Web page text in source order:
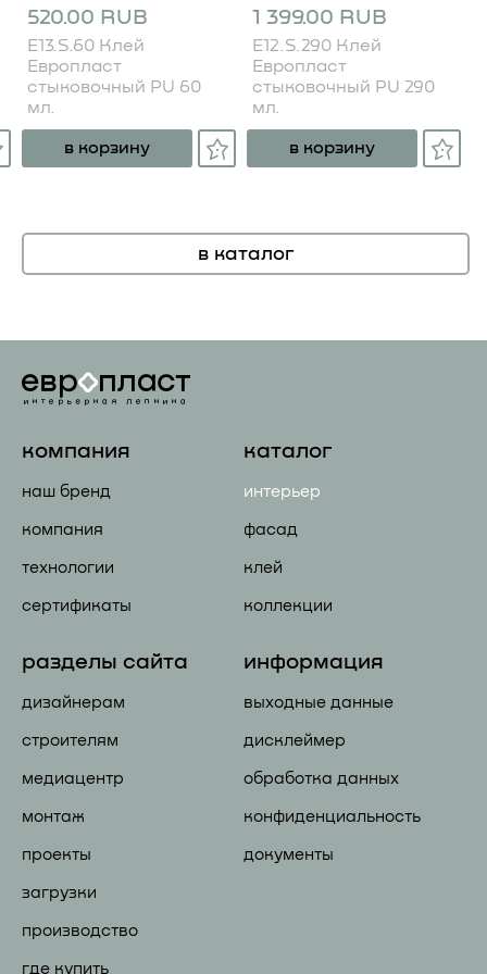
520.00 RUB
E13.S.60 Клей
Европласт
стыковочный PU 60
мл.
в корзину
1 399.00 RUB
E12.S.290 Клей
Европласт
стыковочный PU 290
мл.
в корзину
в каталог
компания
наш бренд
компания
технологии
сертификаты
каталог
интерьер
фасад
клей
коллекции
разделы сайта
дизайнерам
строителям
медиацентр
монтаж
проекты
загрузки
производство
где купить
информация
выходные данные
дисклеймер
обработка данных
конфиденциальность
документы